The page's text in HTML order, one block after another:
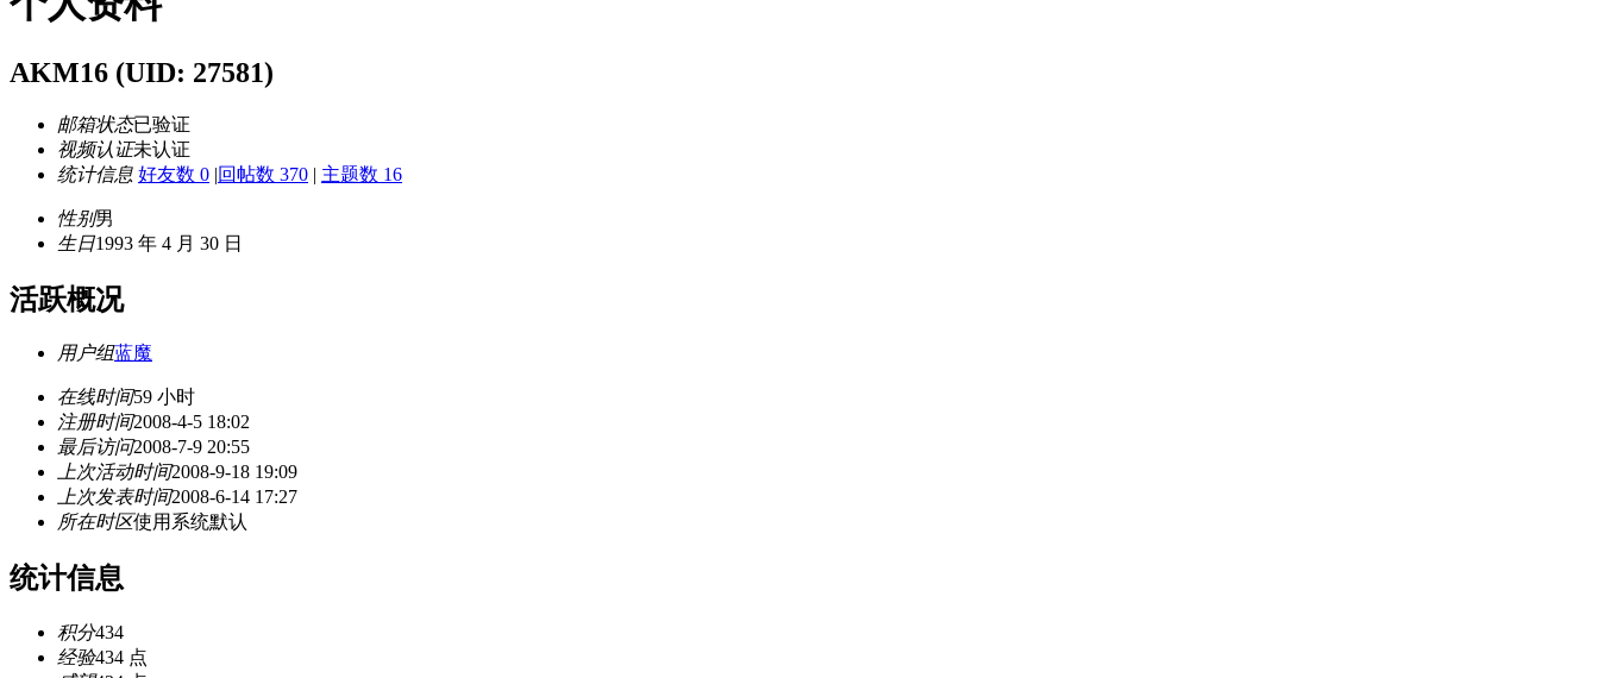
AKM16 (UID: 27581)
邮箱状态已验证
视频认证未认证
统计信息 好友数 0 |回帖数 370 | 主题数 16
性别男
生日1993 年 4 月 30 日
活跃概况
用户组蓝魔
在线时间59 小时
注册时间2008-4-5 18:02
最后访问2008-7-9 20:55
上次活动时间2008-9-18 19:09
上次发表时间2008-6-14 17:27
所在时区使用系统默认
统计信息
积分434
经验434 点